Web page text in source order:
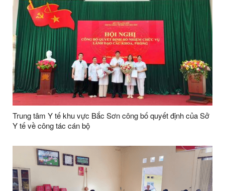
Trung tâm Y tế khu vực Bắc Sơn công bố quyết định của Sở
Y tế về công tác cán bộ